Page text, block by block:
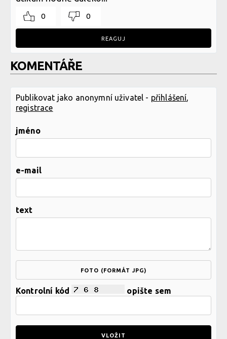
0 0
REAGUJ
KOMENTÁŘE
Publikovat jako anonymní uživatel - přihlášení,
registrace
jméno
e-mail
text
FOTO (FORMÁT JPG)
Kontrolní kód opište sem